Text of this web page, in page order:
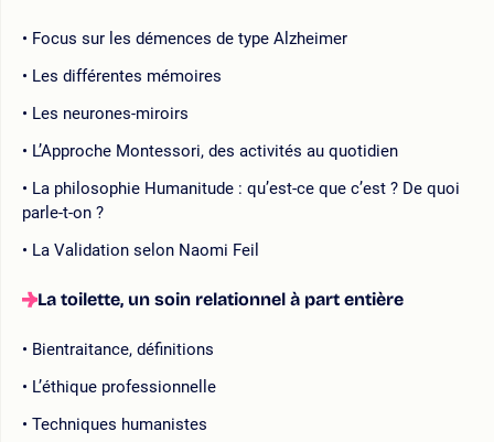
Focus sur les démences de type Alzheimer
Les différentes mémoires
Les neurones-miroirs
L’Approche Montessori, des activités au quotidien
La philosophie Humanitude : qu’est-ce que c’est ? De quoi
parle-t-on ?
La Validation selon Naomi Feil
La toilette, un soin relationnel à part entière
Bientraitance, définitions
L’éthique professionnelle
Techniques humanistes